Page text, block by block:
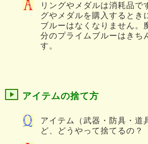
リングやメダルは消耗品で
グやメダルを購入するとき
ブルーはなくなりません。
分のプライムブルーはきち
す。
アイテムの捨て方
アイテム（武器・防具・道
ど、どうやって捨てるの？